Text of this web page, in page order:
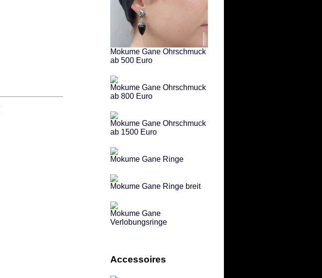
Mokume Gane Ohrschmuck
ab 500 Euro
Mokume Gane Ohrschmuck
ab 800 Euro
Mokume Gane Ohrschmuck
ab 1500 Euro
Mokume Gane Ringe
Mokume Gane Ringe breit
Mokume Gane
Verlobungsringe
Accessoires